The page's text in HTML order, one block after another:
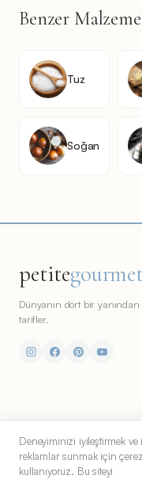
Benzer
Tuz
Soğan
petite
Dünyanın dört bir yanından
tarifler.
Deneyiminizi iyileştirmek ve
reklamlar sunmak için
kullanıyoruz. Bu siteyi